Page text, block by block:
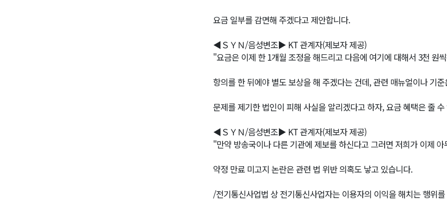
요금 일부를 감면해 주겠다고 제안합니다.
◀ＳＹＮ/음성변조▶ KT 관계자(제보자 제공)
"요금은 이제 한 1개월 조정을 해드리고 다음에 여기에 대해서 3천 원
항의를 한 뒤에야 별도 보상을 해 주겠다는 건데, 관련 매뉴얼이나 기
문제를 제기한 법인이 피해 사실을 알리겠다고 하자, 요금 혜택은 줄
◀ＳＹＮ/음성변조▶ KT 관계자(제보자 제공)
"만약 방송국이나 다른 기관에 제보를 하신다고 그러면 저희가 이제
약정 만료 미고지 논란은 관련 법 위반 의혹도 낳고 있습니다.
/전기통신사업법 상 전기통신사업자는 이용자의 이익을 해치는 행위